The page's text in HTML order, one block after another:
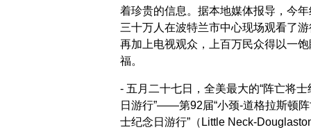
着珍贵的信息。据本地媒体报导，今年
三十万人在波特兰市中心现场观看了游
再加上电视观众，上百万民众得以一饱
福。
- 五月二十七日，全美最大的“阵亡将士
日游行”――第92届“小颈-道格拉斯顿
士纪念日游行”（Little Neck-